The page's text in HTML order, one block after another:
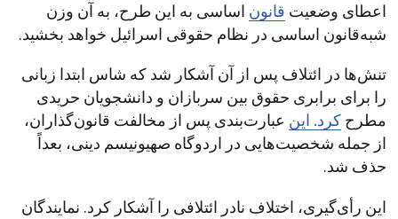
اعطای وضعیت قانون اساسی به این طرح، به آن وزن
شبه‌قانون اساسی در نظام حقوقی اسرائیل خواهد بخشید.
تنش‌ها در ائتلاف پس از آن آشکار شد که شاس ابتدا زبانی
را برای برابری حقوق بین سربازان و دانشجویان حریدی
مطرح کرد. این عبارت‌بندی پس از مخالفت قانون‌گذاران،
از جمله شخصیت‌هایی در اردوگاه صهیونیسم دینی، بعداً
حذف شد.
این رأی‌گیری، اختلاف نادر ائتلافی را آشکار کرد. نمایندگان